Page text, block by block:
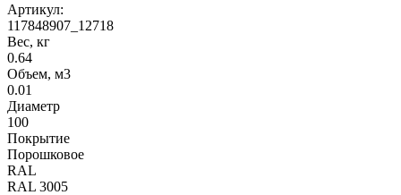
Артикул:
117848907_12718
Вес, кг
0.64
Объем, м3
0.01
Диаметр
100
Покрытие
Порошковое
RAL
RAL 3005